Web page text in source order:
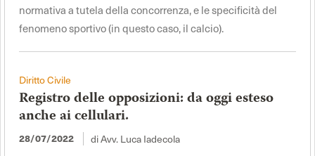
normativa a tutela della concorrenza, e le specificità del
fenomeno sportivo (in questo caso, il calcio).
Diritto Civile
Registro delle opposizioni: da oggi esteso
anche ai cellulari.
28/07/2022 di Avv. Luca Iadecola